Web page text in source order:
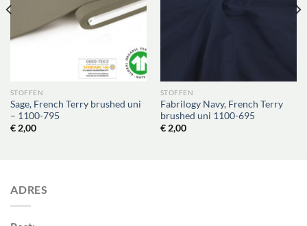
STOFFEN
Sage, French Terry brushed uni
– 1100-795
€2,00
STOFFEN
Fabrilogy Navy, French Terry
brushed uni 1100-695
€2,00
ADRES